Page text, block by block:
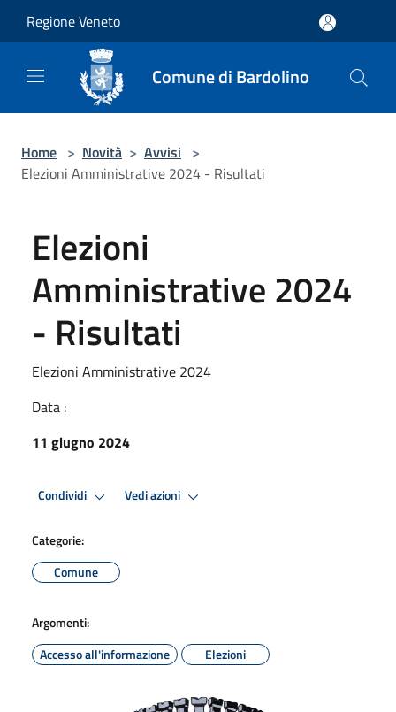
Regione Veneto
Comune di Bardolino
Home > Novità > Avvisi >
Elezioni Amministrative 2024 - Risultati
Elezioni
Amministrative 2024
- Risultati
Elezioni Amministrative 2024
Data :
11 giugno 2024
Condividi Vedi azioni
Categorie:
Comune
Argomenti:
Accesso all'informazione
Elezioni